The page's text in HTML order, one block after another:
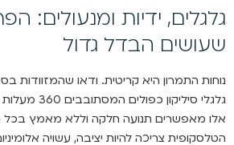
גלגלים, ידיות ומנעולים:
שעושים הבדל גדול
נוחות התמרון היא קריטית. ודאו שהמזוודות
גלגלי סיליקון
אלו מאפשרים תנועה חלקה וללא מאמץ בכל
הטלסקופית צריכה להיות יציבה, עשויה